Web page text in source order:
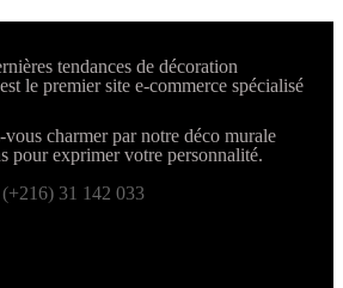
tendances de décoration
est le premier site e-commerce spécialisé
vous charmer par notre déco murale
pour exprimer votre personnalité.
(+216) 31 142 033